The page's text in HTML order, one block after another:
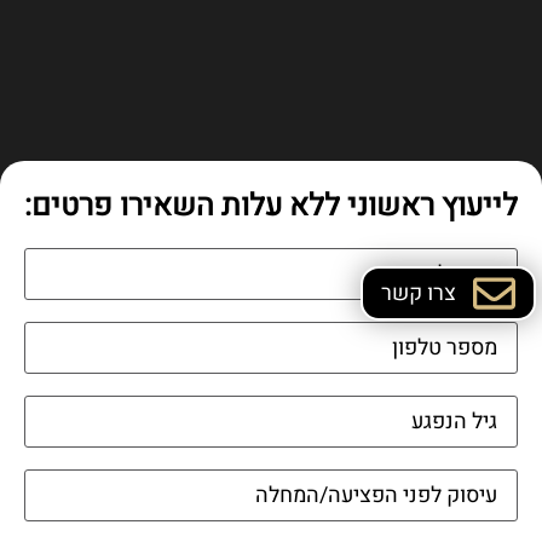
לייעוץ ראשוני ללא עלות השאירו פרטים:
צרו קשר